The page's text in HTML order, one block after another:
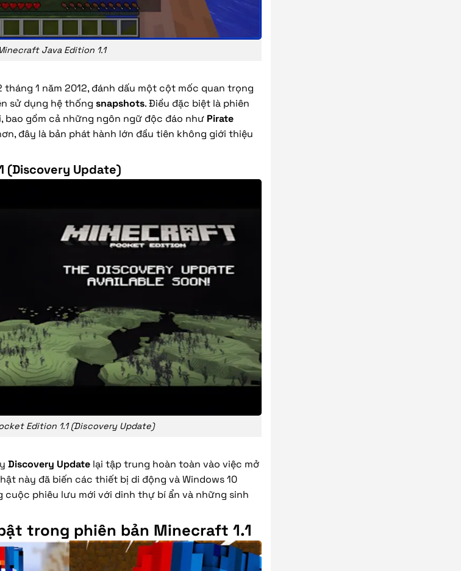
Java Edition 1.1
tháng 1 năm 2012, đánh dấu một cột mốc quan trọng
sử dụng hệ thống snapshots. Điều đặc biệt là phiên
bao gồm cả những ngôn ngữ độc đáo như Pirate
đây là bản phát hành lớn đầu tiên không giới thiệu
(Discovery Update)
Edition 1.1 (Discovery Update)
Discovery Update lại tập trung hoàn toàn vào việc mở
này đã biến các thiết bị di động và Windows 10
phiêu lưu mới với dinh thự bí ẩn và những sinh
trong phiên bản Minecraft 1.1